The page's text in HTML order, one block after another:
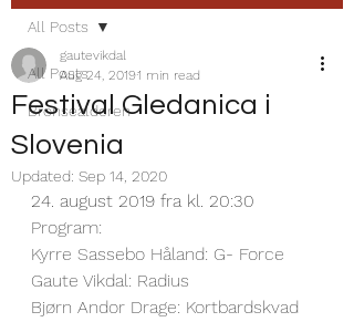
All Posts
Bronsealderen
All Posts
Festival Gledanica i
Slovenia
gautevikdal
Aug 24, 20191 min read
Updated: Sep 14, 2020
24. august 2019 fra kl. 20:30
Program:
Kyrre Sassebo Håland: G- Force
Gaute Vikdal: Radius
Bjørn Andor Drage: Kortbardskvad